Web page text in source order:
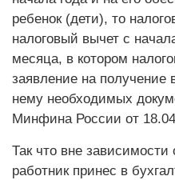
ребенок (дети), то
налоговый вычет с
месяца, в котором
заявление на получение
нему необходимых
Минфина России от
Так что вне зависимости
работник принес в